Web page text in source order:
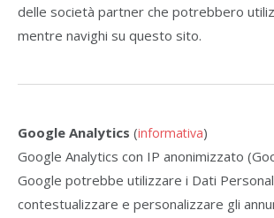
delle società partner che potrebbero
mentre navighi su questo sito.
Google Analytics (informativa)
Google Analytics con IP anonimizzato
Google potrebbe utilizzare i Dati
contestualizzare e personalizzare gli